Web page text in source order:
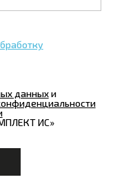
данныхи
ИС»